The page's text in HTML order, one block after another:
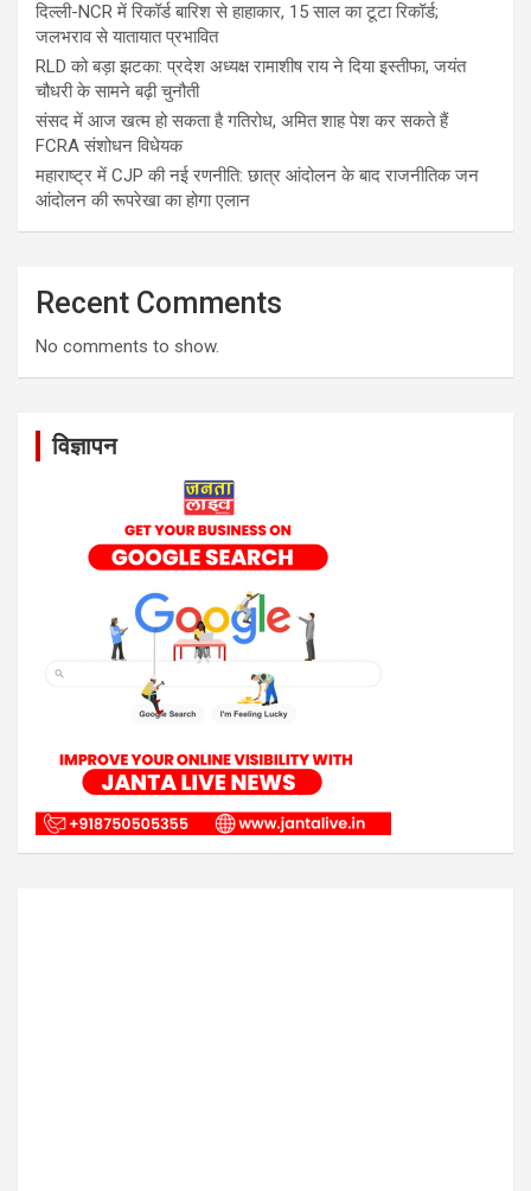
दिल्ली-NCR में रिकॉर्ड बारिश से हाहाकार, 15 साल का टूटा रिकॉर्ड;
जलभराव से यातायात प्रभावित
RLD को बड़ा झटका: प्रदेश अध्यक्ष रामाशीष राय ने दिया इस्तीफा, जयंत
चौधरी के सामने बढ़ी चुनौती
संसद में आज खत्म हो सकता है गतिरोध, अमित शाह पेश कर सकते हैं
FCRA संशोधन विधेयक
महाराष्ट्र में CJP की नई रणनीति: छात्र आंदोलन के बाद राजनीतिक जन
आंदोलन की रूपरेखा का होगा एलान
Recent Comments
No comments to show.
विज्ञापन